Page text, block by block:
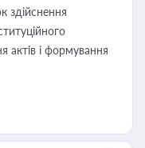
здійснення
актів і формування